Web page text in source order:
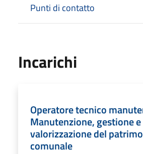
Punti di contatto
Incarichi
Operatore tecnico
Manutenzione, gestione e
valorizzazione del
comunale